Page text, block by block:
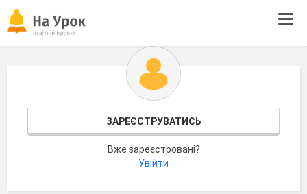
ЗАРЕЄСТРУВАТИСЬ
Вже зареєстровані?
Увійти